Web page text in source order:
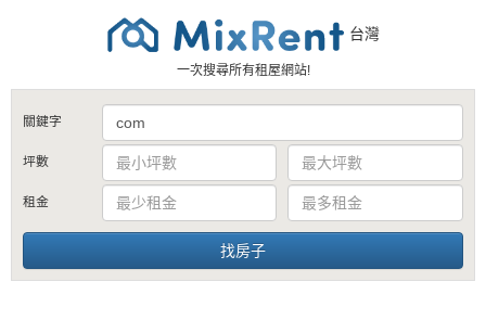
台灣
一次搜尋所有租屋網站!
關鍵字
坪數
租金